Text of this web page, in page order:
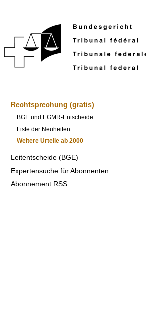
Rechtsprechung (gratis)
BGE und EGMR-Entscheide
Liste der Neuheiten
Weitere Urteile ab 2000
Leitentscheide (BGE)
Expertensuche für Abonnenten
Abonnement RSS